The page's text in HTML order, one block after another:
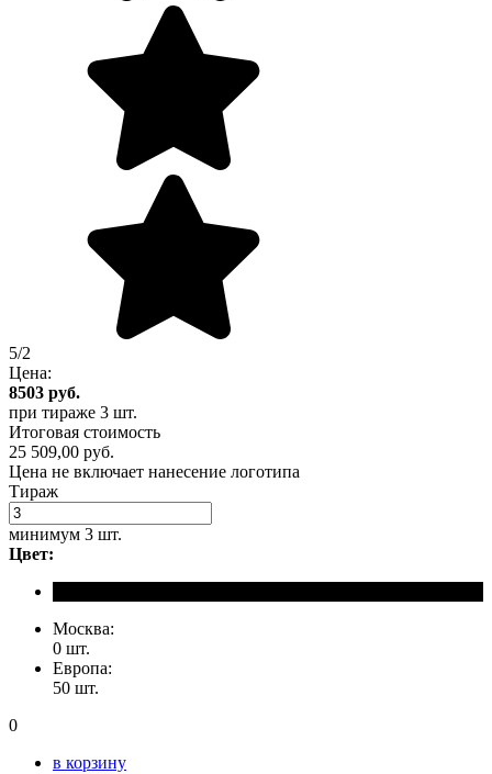
5/2
Цена:
8503 руб.
при тираже 3 шт.
Итоговая стоимость
25 509,00 руб.
Цена не включает нанесение логотипа
Тираж
минимум 3 шт.
Цвет:
Москва:
0 шт.
Европа:
50 шт.
0
в корзину